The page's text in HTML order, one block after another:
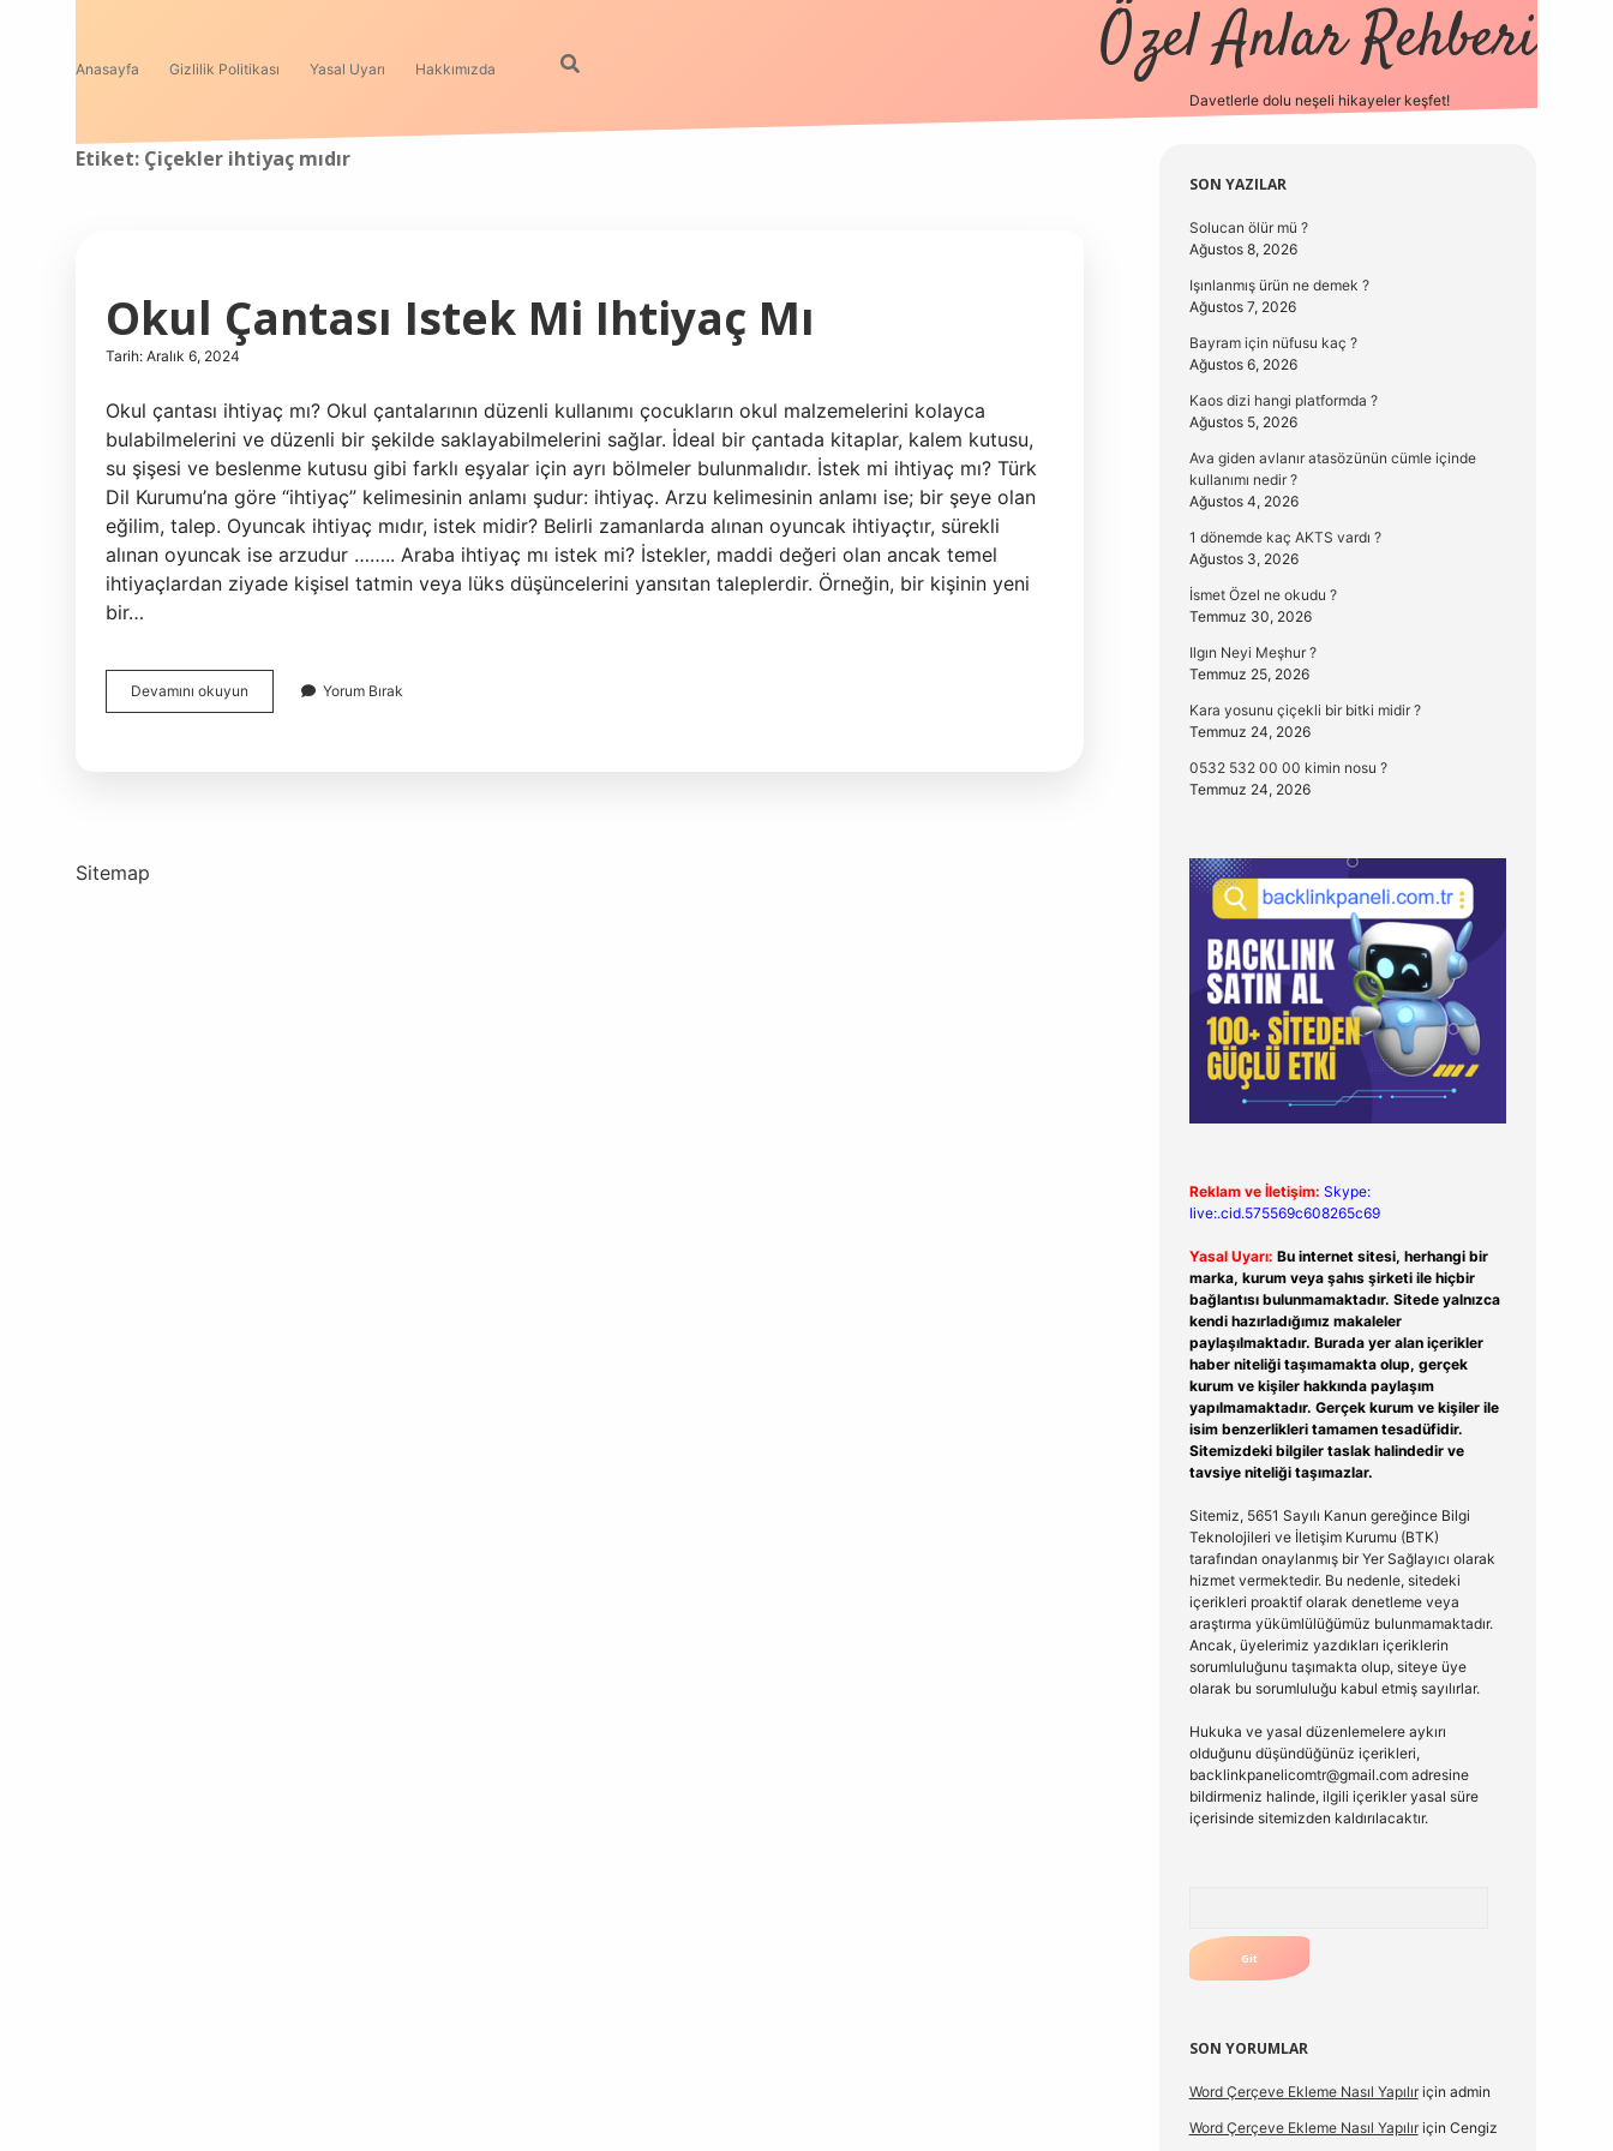
Anasayfa Gizlilik Politikası Yasal Uyarı Hakkımızda Özel Anlar Rehberi
Davetlerle dolu neşeli hikayeler keşfet!
Etiket: Çiçekler ihtiyaç mıdır
Okul Çantası Istek Mi Ihtiyaç Mı
Tarih: Aralık 6, 2024
Okul çantası ihtiyaç mı? Okul çantalarının düzenli kullanımı çocukların okul malzemelerini kolayca
bulabilmelerini ve düzenli bir şekilde saklayabilmelerini sağlar. İdeal bir çantada kitaplar, kalem kutusu,
su şişesi ve beslenme kutusu gibi farklı eşyalar için ayrı bölmeler bulunmalıdır. İstek mi ihtiyaç mı? Türk
Dil Kurumu’na göre “ihtiyaç” kelimesinin anlamı şudur: ihtiyaç. Arzu kelimesinin anlamı ise; bir şeye olan
eğilim, talep. Oyuncak ihtiyaç mıdır, istek midir? Belirli zamanlarda alınan oyuncak ihtiyaçtır, sürekli
alınan oyuncak ise arzudur …….. Araba ihtiyaç mı istek mi? İstekler, maddi değeri olan ancak temel
ihtiyaçlardan ziyade kişisel tatmin veya lüks düşüncelerini yansıtan taleplerdir. Örneğin, bir kişinin yeni
bir…
Devamını okuyun
Çantası
Yorum Bırak
Sitemap
Sidebar
SON YAZILAR
Solucan ölür mü ?
Ağustos 8, 2026
Işınlanmış ürün ne demek ?
Ağustos 7, 2026
Bayram için nüfusu kaç ?
Ağustos 6, 2026
Kaos dizi hangi platformda ?
Ağustos 5, 2026
Ava giden avlanır atasözünün cümle içinde
kullanımı nedir ?
Ağustos 4, 2026
1 dönemde kaç AKTS vardı ?
Ağustos 3, 2026
İsmet Özel ne okudu ?
Temmuz 30, 2026
Ilgın Neyi Meşhur ?
Temmuz 25, 2026
Kara yosunu çiçekli bir bitki midir ?
Temmuz 24, 2026
0532 532 00 00 kimin nosu ?
Temmuz 24, 2026
Reklam ve İletişim: Skype:
live:.cid.575569c608265c69
Yasal Uyarı: Bu internet sitesi, herhangi bir
marka, kurum veya şahıs şirketi ile hiçbir
bağlantısı bulunmamaktadır. Sitede yalnızca
kendi hazırladığımız makaleler
paylaşılmaktadır. Burada yer alan içerikler
haber niteliği taşımamakta olup, gerçek
kurum ve kişiler hakkında paylaşım
yapılmamaktadır. Gerçek kurum ve kişiler ile
isim benzerlikleri tamamen tesadüfidir.
Sitemizdeki bilgiler taslak halindedir ve
tavsiye niteliği taşımazlar.
Sitemiz, 5651 Sayılı Kanun gereğince Bilgi
Teknolojileri ve İletişim Kurumu (BTK)
tarafından onaylanmış bir Yer Sağlayıcı olarak
hizmet vermektedir. Bu nedenle, sitedeki
içerikleri proaktif olarak denetleme veya
araştırma yükümlülüğümüz bulunmamaktadır.
Ancak, üyelerimiz yazdıkları içeriklerin
sorumluluğunu taşımakta olup, siteye üye
olarak bu sorumluluğu kabul etmiş sayılırlar.
Hukuka ve yasal düzenlemelere aykırı
olduğunu düşündüğünüz içerikleri,
backlinkpanelicomtr@gmail.comadresine
bildirmeniz halinde, ilgili içerikler yasal süre
içerisinde sitemizden kaldırılacaktır.
SON YORUMLAR
Word Çerçeve Ekleme Nasıl Yapılıriçin admin
Word Çerçeve Ekleme Nasıl Yapılıriçin Cengiz